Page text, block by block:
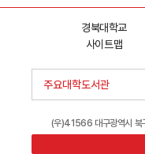
경북대학교
사이트맵
(우)41566 대구광역시 북